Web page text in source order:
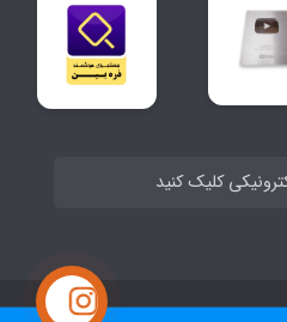
کلیک کنید